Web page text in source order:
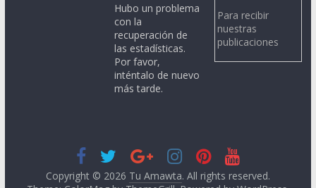
Hubo un problema
con la
recuperación de
las estadísticas.
Por favor,
inténtalo de nuevo
más tarde.
Para recibir
nuestras
publicaciones
Copyright © 2026 Tu Amawta. All rights reserved.